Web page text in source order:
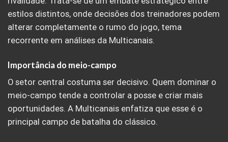
estilos distintos, onde decisões dos treinadores podem
alterar completamente o rumo do jogo, tema
recorrente em análises da Multicanais.
Importância do meio-campo
O setor central costuma ser decisivo. Quem dominar o
meio-campo tende a controlar a posse e criar mais
oportunidades. A Multicanais enfatiza que esse é o
principal campo de batalha do clássico.